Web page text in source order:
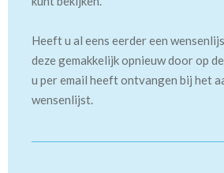
Heeft u al eens eerder een
deze gemakkelijk opnieuw door op
u per email heeft ontvangen bij het
wensenlijst.